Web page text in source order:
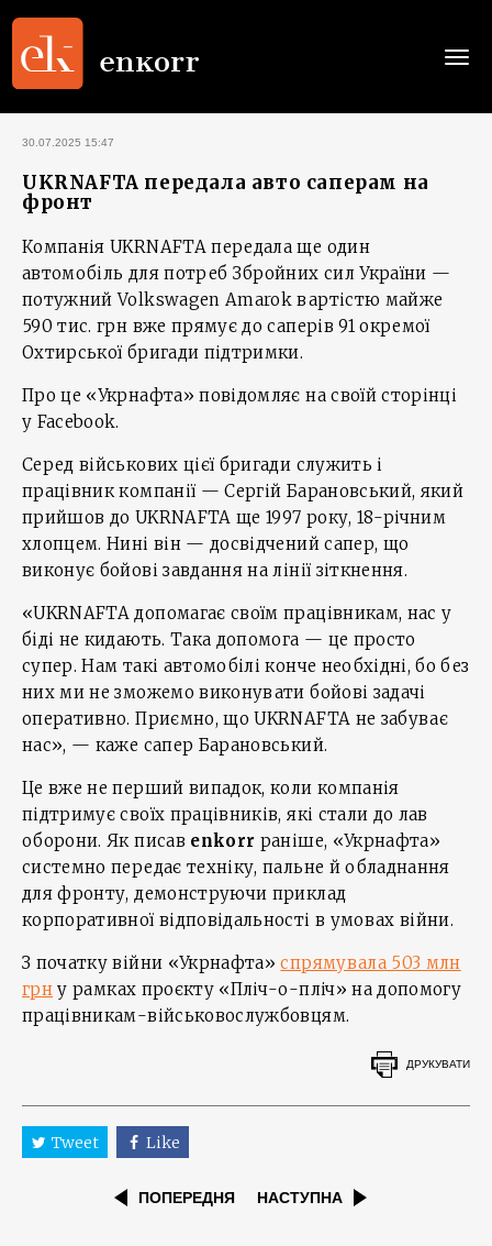
30.07.2025 15:47
UKRNAFTA передала авто саперам на
фронт
Компанія UKRNAFTA передала ще один
автомобіль для потреб Збройних сил України —
потужний Volkswagen Amarok вартістю майже
590 тис. грн вже прямує до саперів 91 окремої
Охтирської бригади підтримки.
Про це «Укрнафта» повідомляє на своїй сторінці
у Facebook.
Серед військових цієї бригади служить і
працівник компанії — Сергій Барановський, який
прийшов до UKRNAFTA ще 1997 року, 18-річним
хлопцем. Нині він — досвідчений сапер, що
виконує бойові завдання на лінії зіткнення.
«UKRNAFTA допомагає своїм працівникам, нас у
біді не кидають. Така допомога — це просто
супер. Нам такі автомобілі конче необхідні, бо без
них ми не зможемо виконувати бойові задачі
оперативно. Приємно, що UKRNAFTA не забуває
нас», — каже сапер Барановський.
Це вже не перший випадок, коли компанія
підтримує своїх працівників, які стали до лав
оборони. Як писав enkorr раніше, «Укрнафта»
системно передає техніку, пальне й обладнання
для фронту, демонструючи приклад
корпоративної відповідальності в умовах війни.
З початку війни «Укрнафта»спрямувала 503 млн
грн у рамках проєкту «Пліч-о-пліч» на допомогу
працівникам-військовослужбовцям.
ДРУКУВАТИ
Tweet Like
ПОПЕРЕДНЯ НАСТУПНА